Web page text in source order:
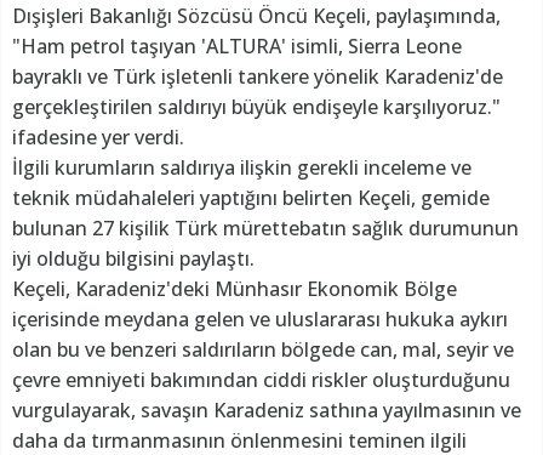
Dışişleri Bakanlığı Sözcüsü Öncü Keçeli, paylaşımında,
"Ham petrol taşıyan 'ALTURA' isimli, Sierra Leone
bayraklı ve Türk işletenli tankere yönelik Karadeniz'de
gerçekleştirilen saldırıyı büyük endişeyle karşılıyoruz."
ifadesine yer verdi.
İlgili kurumların saldırıya ilişkin gerekli inceleme ve
teknik müdahaleleri yaptığını belirten Keçeli, gemide
bulunan 27 kişilik Türk mürettebatın sağlık durumunun
iyi olduğu bilgisini paylaştı.
Keçeli, Karadeniz'deki Münhasır Ekonomik Bölge
içerisinde meydana gelen ve uluslararası hukuka aykırı
olan bu ve benzeri saldırıların bölgede can, mal, seyir ve
çevre emniyeti bakımından ciddi riskler oluşturduğunu
vurgulayarak, savaşın Karadeniz sathına yayılmasının ve
daha da tırmanmasının önlenmesini teminen ilgili